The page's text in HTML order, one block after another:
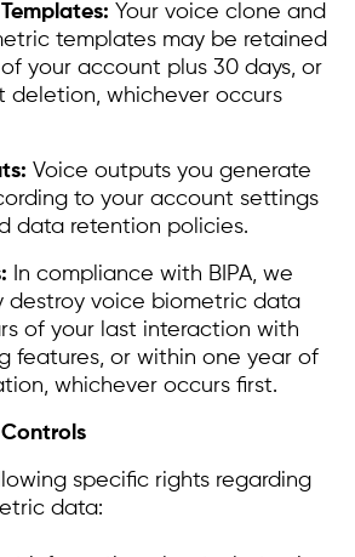
Your voice clone and
templates may be retained
your account plus 30 days, or
deletion, whichever occurs
Voice outputs you generate
to your account settings
data retention policies.
In compliance with BIPA, we
destroy voice biometric data
of your last interaction with
features, or within one year of
whichever occurs first.
specific rights regarding
data: